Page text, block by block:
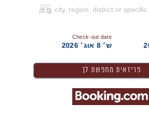
Check-out date
ש׳ 8 אוג׳ 2026